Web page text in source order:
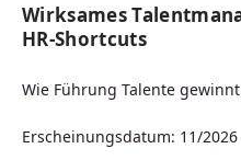
Wirksames
HR-Shortcuts
Wie Führung Talente
Erscheinungsdatum: 11/2026